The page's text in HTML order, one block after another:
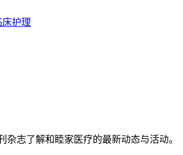
护理
杂志了解和睦家医疗的最新动态与活动。